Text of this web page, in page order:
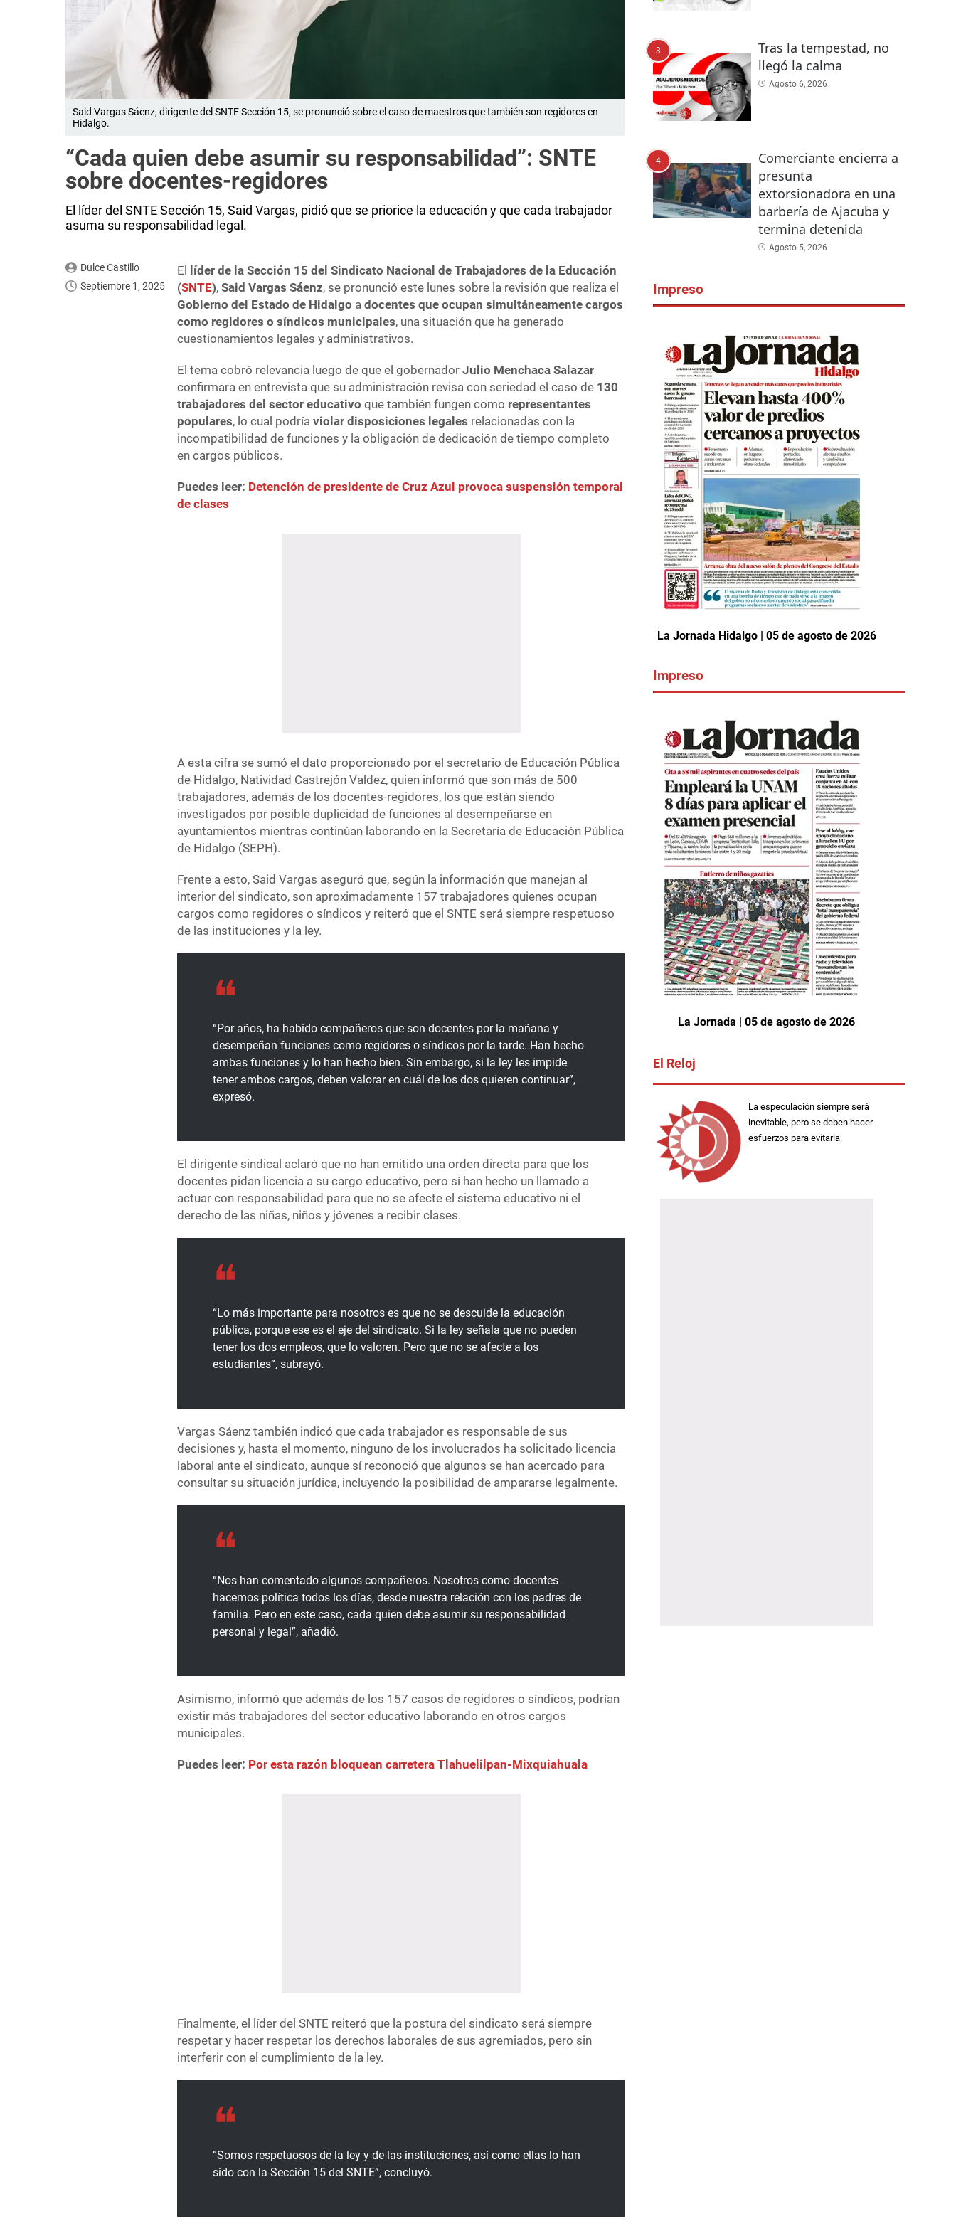
Said Vargas Sáenz, dirigente del SNTE Sección 15, se pronunció sobre el caso de maestros que también son regidores en
Hidalgo.
“Cada quien debe asumir su responsabilidad”: SNTE
sobre docentes-regidores
El líder del SNTE Sección 15, Said Vargas, pidió que se priorice la educación y que cada trabajador
asuma su responsabilidad legal.
Dulce Castillo
Septiembre 1, 2025
El
líder de la Sección 15 del Sindicato Nacional de Trabajadores de la Educación
(SNTE),Said Vargas Sáenz, se pronunció este lunes sobre la revisión que realiza el
Gobierno del Estado de Hidalgo adocentes que ocupan simultáneamente cargos
como regidores o síndicos municipales, una situación que ha generado
cuestionamientos legales y administrativos.
El tema cobró relevancia luego de que el gobernadorJulio Menchaca Salazar
confirmara en entrevista que su administración revisa con seriedad el caso de 130
trabajadores del sector educativo que también fungen como representantes
populares, lo cual podríaviolar disposiciones legales relacionadas con la
incompatibilidad de funciones y la obligación de dedicación de tiempo completo
en cargos públicos.
Puedes leer: Detención de presidente de Cruz Azul provoca suspensión temporal
de clases
A esta cifra se sumó el dato proporcionado por el secretario de Educación Pública
de Hidalgo, Natividad Castrejón Valdez, quien informó que son más de 500
trabajadores, además de los docentes-regidores, los que están siendo
investigados por posible duplicidad de funciones al desempeñarse en
ayuntamientos mientras continúan laborando en la Secretaría de Educación Pública
de Hidalgo (SEPH).
Frente a esto, Said Vargas aseguró que, según la información que manejan al
interior del sindicato, son aproximadamente 157 trabajadores quienes ocupan
cargos como regidores o síndicos y reiteró que el SNTE será siempre respetuoso
de las instituciones y la ley.
“Por años, ha habido compañeros que son docentes por la mañana y
desempeñan funciones como regidores o síndicos por la tarde. Han hecho
ambas funciones y lo han hecho bien. Sin embargo, si la ley les impide
tener ambos cargos, deben valorar en cuál de los dos quieren continuar”,
expresó.
El dirigente sindical aclaró que no han emitido una orden directa para que los
docentes pidan licencia a su cargo educativo, pero sí han hecho un llamado a
actuar con responsabilidad para que no se afecte el sistema educativo ni el
derecho de las niñas, niños y jóvenes a recibir clases.
“Lo más importante para nosotros es que no se descuide la educación
pública, porque ese es el eje del sindicato. Si la ley señala que no pueden
tener los dos empleos, que lo valoren. Pero que no se afecte a los
estudiantes”, subrayó.
Vargas Sáenz también indicó que cada trabajador es responsable de sus
decisiones y, hasta el momento, ninguno de los involucrados ha solicitado licencia
laboral ante el sindicato, aunque sí reconoció que algunos se han acercado para
consultar su situación jurídica, incluyendo la posibilidad de ampararse legalmente.
“Nos han comentado algunos compañeros. Nosotros como docentes
hacemos política todos los días, desde nuestra relación con los padres de
familia. Pero en este caso, cada quien debe asumir su responsabilidad
personal y legal”, añadió.
Asimismo, informó que además de los 157 casos de regidores o síndicos, podrían
existir más trabajadores del sector educativo laborando en otros cargos
municipales.
Puedes leer: Por esta razón bloquean carretera Tlahuelilpan-Mixquiahuala
Finalmente, el líder del SNTE reiteró que la postura del sindicato será siempre
respetar y hacer respetar los derechos laborales de sus agremiados, pero sin
interferir con el cumplimiento de la ley.
“Somos respetuosos de la ley y de las instituciones, así como ellas lo han
sido con la Sección 15 del SNTE”, concluyó.
3
Tras la tempestad, no
llegó la calma
Agosto 6, 2026
4
Comerciante encierra a
presunta
extorsionadora en una
barbería de Ajacuba y
termina detenida
Agosto 5, 2026
Impreso
La Jornada Hidalgo | 05 de agosto de 2026
Impreso
La Jornada | 05 de agosto de 2026
El Reloj
La especulación siempre será
inevitable, pero se deben hacer
esfuerzos para evitarla.